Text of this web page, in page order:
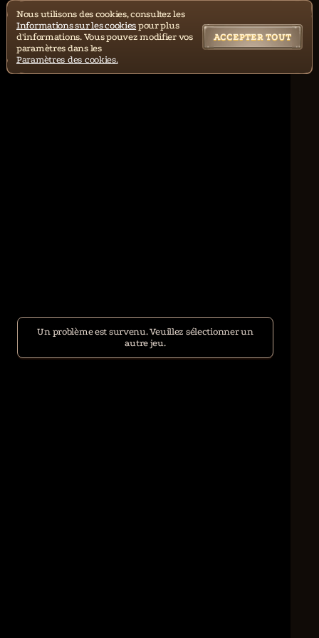
Un problème est survenu. Veuillez sélectionner un
autre jeu.
Nous utilisons des cookies, consultez les
Informations sur les cookies pour plus
d'informations. Vous pouvez modifier vos
paramètres dans les
Paramètres des cookies.
ACCEPTER TOUT